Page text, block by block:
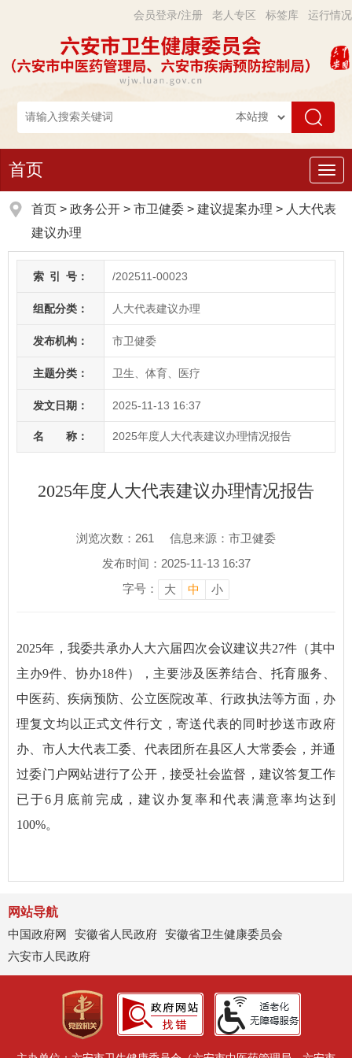
会员登录/注册 老人专区 标签库 运行情况
导
首页
首页 > 政务公开 > 市卫健委 > 建议提案办理 > 人大代表
建议办理
索 引 号： /202511-00023
组配分类： 人大代表建议办理
发布机构： 市卫健委
主题分类： 卫生、体育、医疗
发文日期： 2025-11-13 16:37
名 称： 2025年度人大代表建议办理情况报告
2025年度人大代表建议办理情况报告
浏览次数： 261
信息来源：市卫健委
发布时间：2025-11-13 16:37
字号：
大 中 小
2025年，我委共承办人大六届四次会议建议共27件（其中
主办9件、协办18件），主要涉及医养结合、托育服务、
中医药、疾病预防、公立医院改革、行政执法等方面，办
理复文均以正式文件行文，寄送代表的同时抄送市政府
办、市人大代表工委、代表团所在县区人大常委会，并通
过委门户网站进行了公开，接受社会监督，建议答复工作
已于6月底前完成，建议办复率和代表满意率均达到
100%。
网站导航
中国政府网
安徽省人民政府 安徽省卫生健康委员会
六安市人民政府